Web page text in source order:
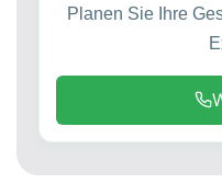
Planen Sie Ihre